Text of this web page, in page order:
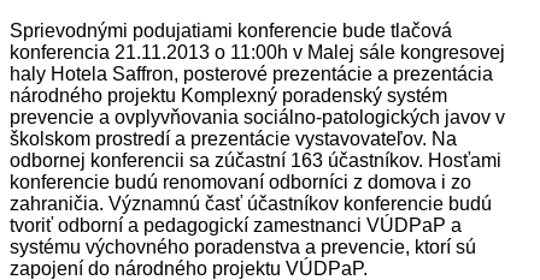
Sprievodnými podujatiami konferencie bude tlačová
konferencia 21.11.2013 o 11:00h v Malej sále kongresovej
haly Hotela Saffron, posterové prezentácie a prezentácia
národného projektu Komplexný poradenský systém
prevencie a ovplyvňovania sociálno-patologických javov v
školskom prostredí a prezentácie vystavovateľov. Na
odbornej konferencii sa zúčastní 163 účastníkov. Hosťami
konferencie budú renomovaní odborníci z domova i zo
zahraničia. Významnú časť účastníkov konferencie budú
tvoriť odborní a pedagogickí zamestnanci VÚDPaP a
systému výchovného poradenstva a prevencie, ktorí sú
zapojení do národného projektu VÚDPaP.